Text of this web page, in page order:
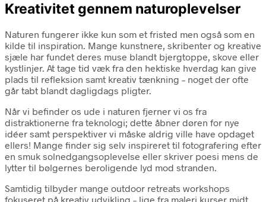
Kreativitet gennem naturoplevelser
Naturen fungerer ikke kun som et fristed men også som en
kilde til inspiration. Mange kunstnere, skribenter og kreative
sjæle har fundet deres muse blandt bjergtoppe, skove eller
kystlinjer. At tage tid væk fra den hektiske hverdag kan give
plads til refleksion samt kreativ tænkning – noget der ofte
går tabt blandt dagligdags pligter.
Når vi befinder os ude i naturen fjerner vi os fra
distraktionerne fra teknologi; dette åbner døren for nye
idéer samt perspektiver vi måske aldrig ville have opdaget
ellers! Mange finder sig selv inspireret til fotografering efter
en smuk solnedgangsoplevelse eller skriver poesi mens de
lytter til bølgernes beroligende lyd mod stranden.
Samtidig tilbyder mange outdoor retreats workshops
fokuseret på kreativ udvikling – lige fra maleri kurser midt